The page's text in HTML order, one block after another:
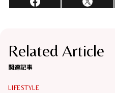
Related Article
関連記事
LIFESTYLE